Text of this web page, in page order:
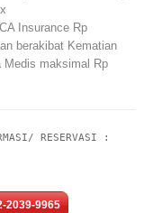
Insurance Rp
berakibat Kematian
Medis maksimal Rp
RESERVASI :
2039-9965